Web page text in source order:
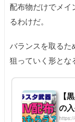
配布物だけでメイ
るわけだ。
バランスを取るた
狙っていく形とな
【
の